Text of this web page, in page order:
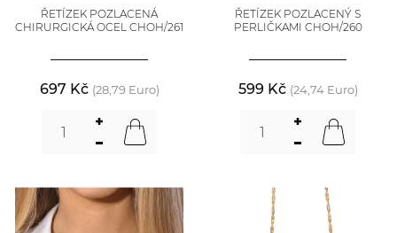
ŘETÍZEK POZLACENÁ
CHIRURGICKÁ OCEL CHOH/261
697 Kč (28,79 Euro)
ŘETÍZEK POZLACENÝ S
PERLIČKAMI CHOH/260
599 Kč (24,74 Euro)